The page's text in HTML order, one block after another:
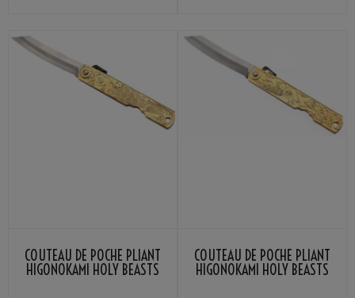
COUTEAU DE POCHE PLIANT
HIGONOKAMI HOLY BEASTS
COUTEAU DE POCHE PLIANT
HIGONOKAMI HOLY BEASTS